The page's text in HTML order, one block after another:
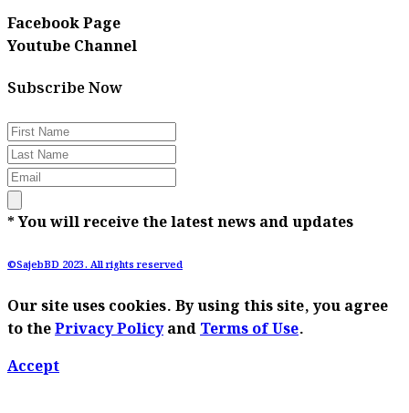
Facebook Page
Youtube Channel
Subscribe Now
* You will receive the latest news and updates
©SajebBD 2023. All rights reserved
Our site uses cookies. By using this site, you agree
to thePrivacy PolicyandTerms of Use.
Accept